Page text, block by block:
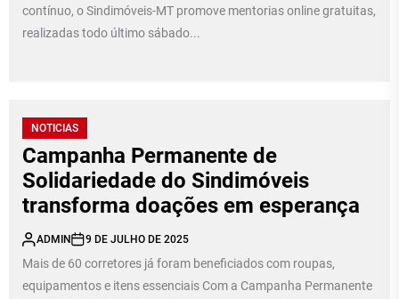
contínuo, o Sindimóveis-MT promove mentorias online gratuitas,
realizadas todo último sábado...
NOTICIAS
Campanha Permanente de
Solidariedade do Sindimóveis
transforma doações em esperança
ADMIN 9 DE JULHO DE 2025
Mais de 60 corretores já foram beneficiados com roupas,
equipamentos e itens essenciais Com a Campanha Permanente